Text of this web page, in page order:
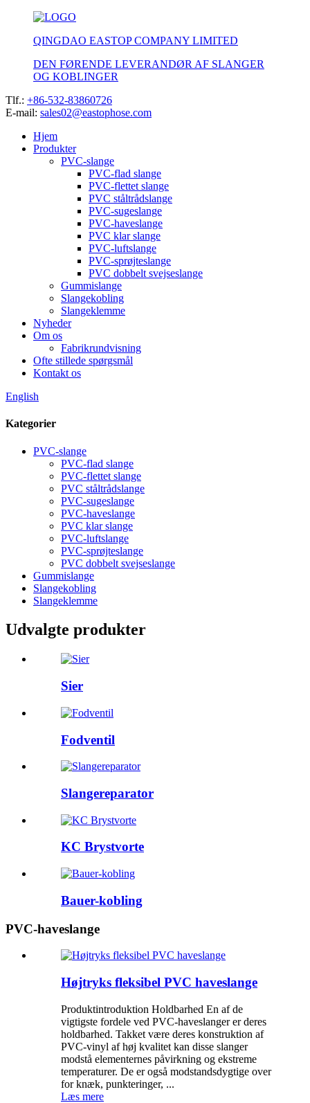
QINGDAO EASTOP COMPANY LIMITED
DEN FØRENDE LEVERANDØR AF SLANGER
OG KOBLINGER
Tlf.: +86-532-83860726
E-mail: sales02@eastophose.com
Hjem
Produkter
PVC-slange
PVC-flad slange
PVC-flettet slange
PVC ståltrådslange
PVC-sugeslange
PVC-haveslange
PVC klar slange
PVC-luftslange
PVC-sprøjteslange
PVC dobbelt svejseslange
Gummislange
Slangekobling
Slangeklemme
Nyheder
Om os
Fabrikrundvisning
Ofte stillede spørgsmål
Kontakt os
English
Kategorier
PVC-slange
PVC-flad slange
PVC-flettet slange
PVC ståltrådslange
PVC-sugeslange
PVC-haveslange
PVC klar slange
PVC-luftslange
PVC-sprøjteslange
PVC dobbelt svejseslange
Gummislange
Slangekobling
Slangeklemme
Udvalgte produkter
Sier
Fodventil
Slangereparator
KC Brystvorte
Bauer-kobling
PVC-haveslange
Højtryks fleksibel PVC haveslange
Produktintroduktion Holdbarhed En af de
vigtigste fordele ved PVC-haveslanger er deres
holdbarhed. Takket være deres konstruktion af
PVC-vinyl af høj kvalitet kan disse slanger
modstå elementernes påvirkning og ekstreme
temperaturer. De er også modstandsdygtige over
for knæk, punkteringer, ...
Læs mere